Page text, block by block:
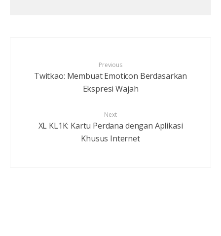
Previous
Twitkao: Membuat Emoticon Berdasarkan
Ekspresi Wajah
Next
XL KL1K: Kartu Perdana dengan Aplikasi
Khusus Internet